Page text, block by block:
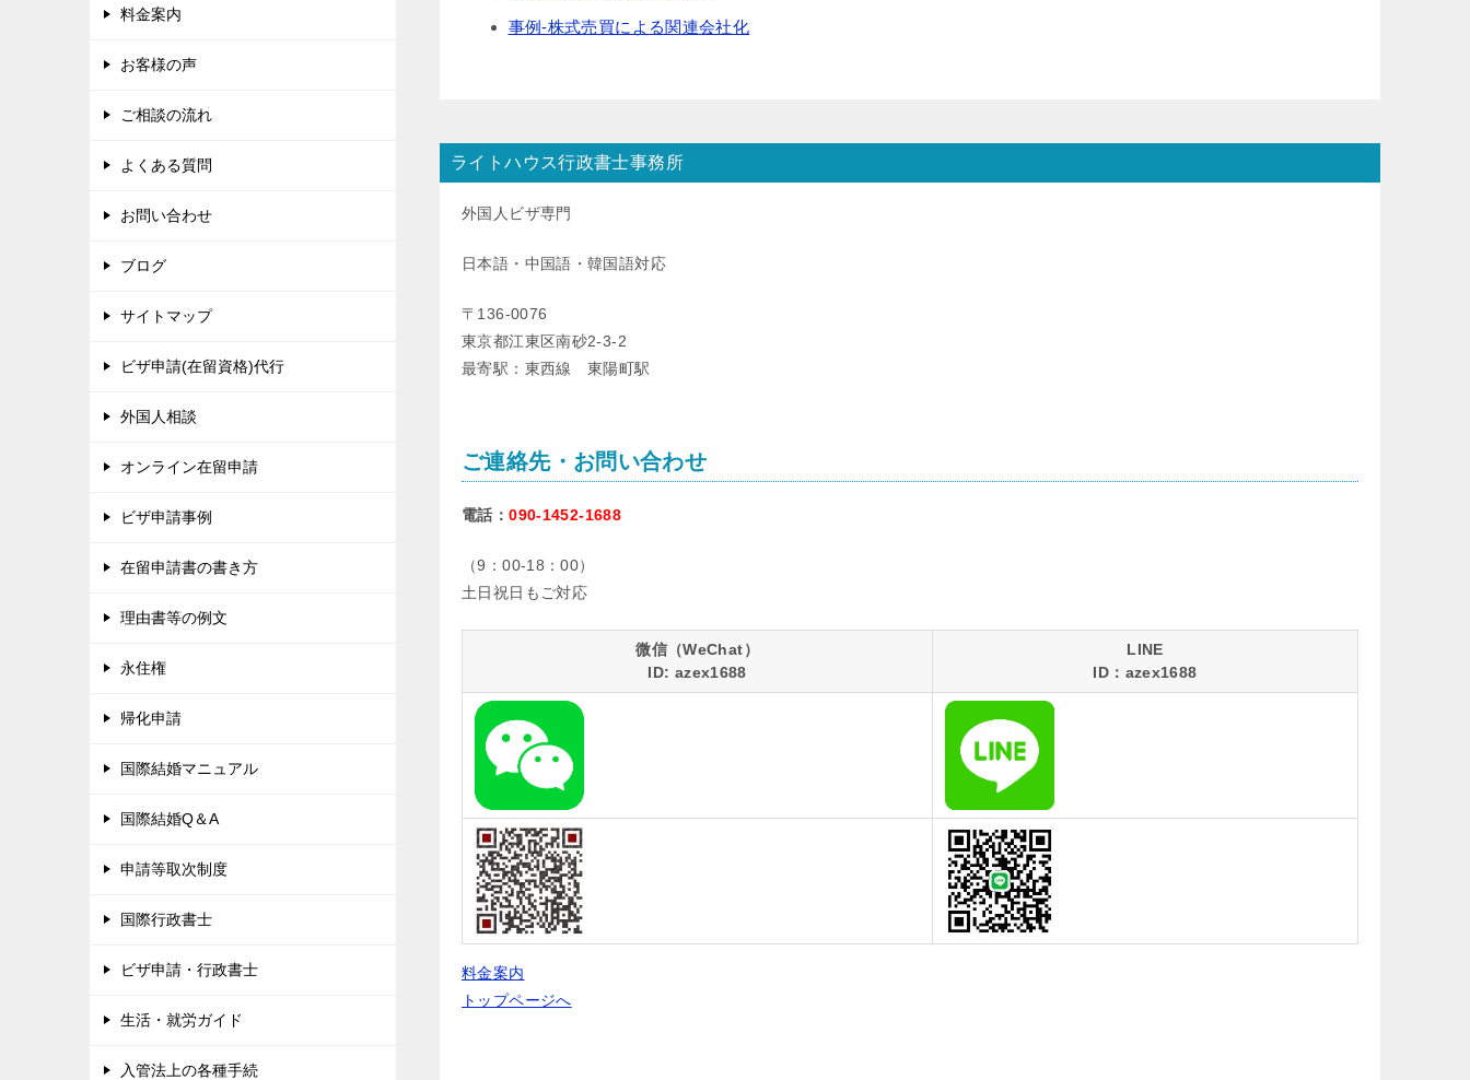
事例-株式売買による関連会社化
ライトハウス行政書士事務所
外国人ビザ専門
日本語・中国語・韓国語対応
〒136-0076
東京都江東区南砂2-3-2
最寄駅：東西線 東陽町駅
ご連絡先・お問い合わせ
電話：090-1452-1688
（9：00-18：00）
土日祝日もご対応
微信（WeChat）
ID: azex1688
LINE
ID：azex1688
料金案内
トップページへ
料金案内
お客様の声
ご相談の流れ
よくある質問
お問い合わせ
ブログ
サイトマップ
ビザ申請(在留資格)代行
外国人相談
オンライン在留申請
ビザ申請事例
在留申請書の書き方
理由書等の例文
永住権
帰化申請
国際結婚マニュアル
国際結婚Q＆A
申請等取次制度
国際行政書士
ビザ申請・行政書士
生活・就労ガイド
入管法上の各種手続